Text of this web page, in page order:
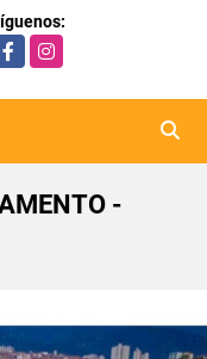
FacebookInstagram
-